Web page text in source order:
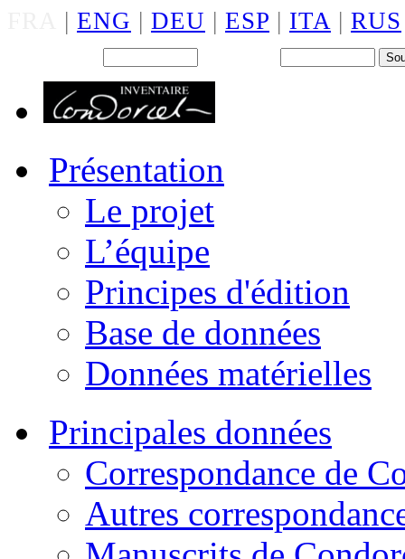
| ENG | DEU | ESP | ITA | RUS
Présentation
Le projet
L’équipe
Principes d'édition
Base de données
Données matérielles
Principales données
Correspondance de
Autres